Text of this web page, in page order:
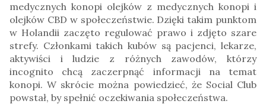
medycznych konopi olejków z medycznych konopi i
olejków CBD w społeczeństwie. Dzięki takim punktom
w Holandii zaczęto regulować prawo i zdjęto szare
strefy. Członkami takich kubów są pacjenci, lekarze,
aktywiści i ludzie z różnych zawodów, którzy
incognito chcą zaczerpnąć informacji na temat
konopi. W skrócie można powiedzieć, że Social Club
powstał, by spełnić oczekiwania społeczeństwa.